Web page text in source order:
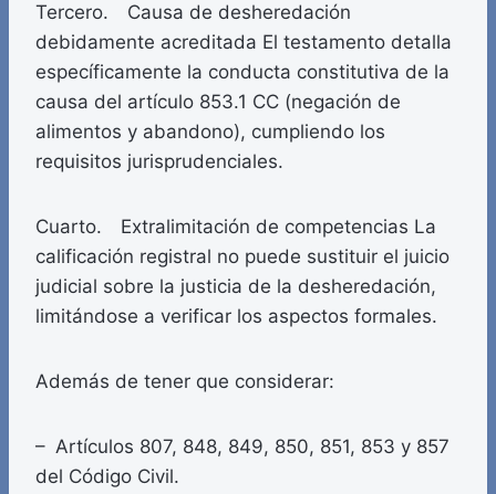
Tercero. Causa de desheredación
debidamente acreditada El testamento detalla
específicamente la conducta constitutiva de la
causa del artículo 853.1 CC (negación de
alimentos y abandono), cumpliendo los
requisitos jurisprudenciales.
Cuarto. Extralimitación de competencias La
calificación registral no puede sustituir el juicio
judicial sobre la justicia de la desheredación,
limitándose a verificar los aspectos formales.
Además de tener que considerar:
– Artículos 807, 848, 849, 850, 851, 853 y 857
del Código Civil.